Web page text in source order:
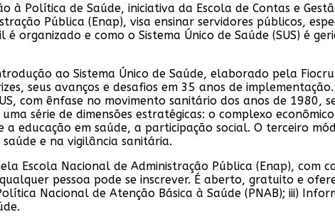
à Política de Saúde, iniciativa da Escola de Contas e
Pública (Enap), visa ensinar servidores públicos,
organizado e como o Sistema Único de Saúde (SUS) é
ao Sistema Único de Saúde, elaborado pela
seus avanços e desafios em 35 anos de
com ênfase no movimento sanitário dos anos de 1980,
série de dimensões estratégicas: o complexo
educação em saúde, a participação social. O terceiro
e na vigilância sanitária.
Escola Nacional de Administração Pública (Enap),
pessoa pode se inscrever. É aberto, gratuito e
Nacional de Atenção Básica à Saúde (PNAB); iii)